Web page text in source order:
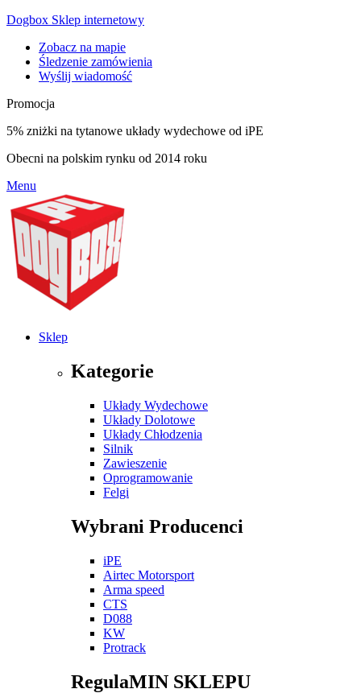
Dogbox Sklep internetowy
Zobacz na mapie
Śledzenie zamówienia
Wyślij wiadomość
Promocja
5% zniżki na tytanowe układy wydechowe od iPE
Obecni na polskim rynku od 2014 roku
Menu
Sklep
Kategorie
Układy Wydechowe
Układy Dolotowe
Układy Chłodzenia
Silnik
Zawieszenie
Oprogramowanie
Felgi
Wybrani Producenci
iPE
Airtec Motorsport
Arma speed
CTS
D088
KW
Protrack
RegulaMIN SKLEPU